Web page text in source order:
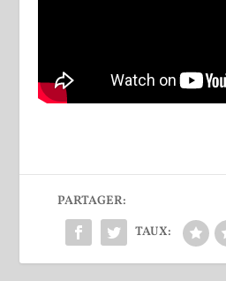
PARTAGER:
TAUX: